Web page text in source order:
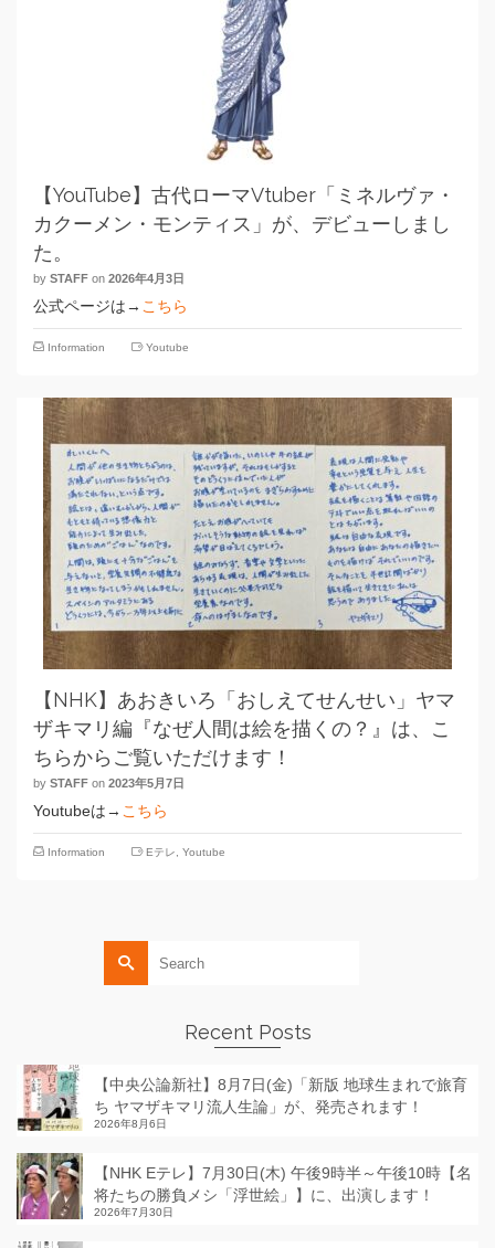
【YouTube】古代ローマVtuber「ミネルヴァ・
カクーメン・モンティス」が、デビューしまし
た。
by STAFF on 2026年4月3日
公式ページは→ こちら
Information Youtube
【NHK】あおきいろ「おしえてせんせい」ヤマ
ザキマリ編『なぜ人間は絵を描くの？』は、こ
ちらからご覧いただけます！
by STAFF on 2023年5月7日
Youtubeは→ こちら
Information Eテレ Youtube
Search
for:
Recent Posts
【中央公論新社】8月7日(金)「新版 地球生まれで旅育
ち ヤマザキマリ流人生論」が、発売されます！
2026年8月6日
【NHK Eテレ】7月30日(木) 午後9時半～午後10時【名
将たちの勝負メシ「浮世絵」】に、出演します！
2026年7月30日